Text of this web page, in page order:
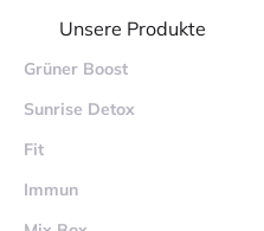
Unsere Produkte
Grüner Boost
Sunrise Detox
Fit
Immun